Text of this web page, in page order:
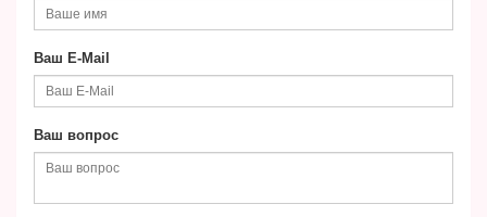
Ваш E-Mail
Ваш вопрос